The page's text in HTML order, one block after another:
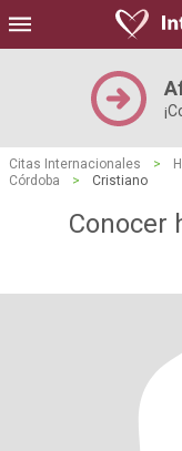
Citas Internacionales >
Córdoba
> Cristiano
Conocer